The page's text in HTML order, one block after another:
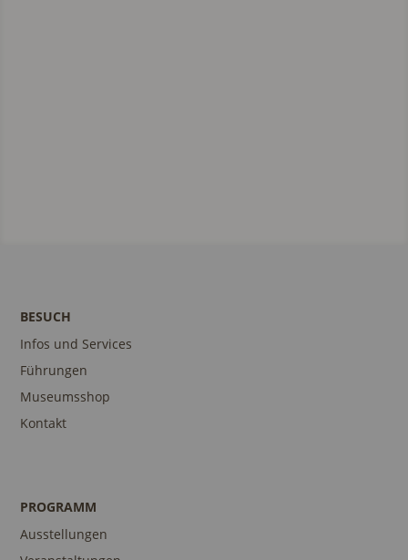
BESUCH
Infos und Services
Führungen
Museumsshop
Kontakt
PROGRAMM
Ausstellungen